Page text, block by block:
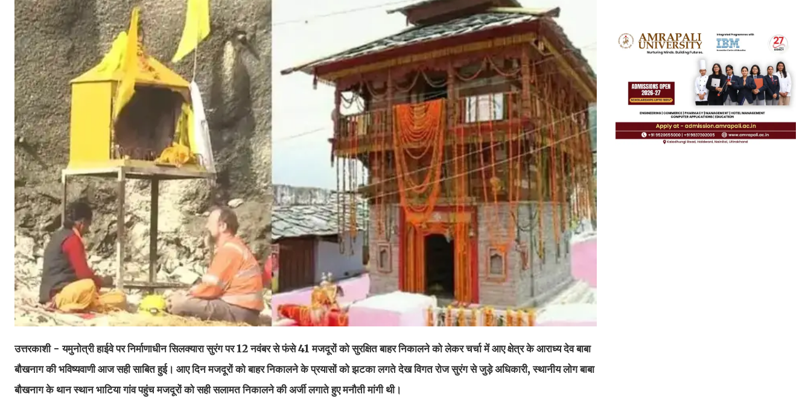
उत्तरकाशी - यमुनोत्री हाईवे पर निर्माणाधीन सिलक्यारा सुरंग पर 12 नवंबर से फंसे 41 मजदूरों को सुरक्षित बाहर निकालने को लेकर चर्चा में आए क्षेत्र के आराध्य देव बाबा
बौखनाग की भविष्यवाणी आज सही साबित हुई। आए दिन मजदूरों को बाहर निकालने के प्रयासों को झटका लगते देख विगत रोज सुरंग से जुड़े अधिकारी, स्थानीय लोग बाबा
बौखनाग के थान स्थान भाटिया गांव पहुंच मजदूरों को सही सलामत निकालने की अर्जी लगाते हुए मनौती मांगी थी।